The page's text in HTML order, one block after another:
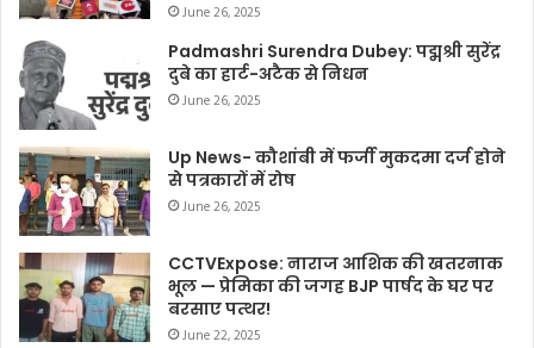
June 26, 2025
Padmashri Surendra Dubey: पद्मश्री सुरेंद्र
दुबे का हार्ट-अटैक से निधन
June 26, 2025
Up News- कौशांबी में फर्जी मुकदमा दर्ज होने
से पत्रकारों में रोष
June 26, 2025
CCTVExpose: नाराज आशिक की खतरनाक
भूल — प्रेमिका की जगह BJP पार्षद के घर पर
बरसाए पत्थर!
June 22, 2025